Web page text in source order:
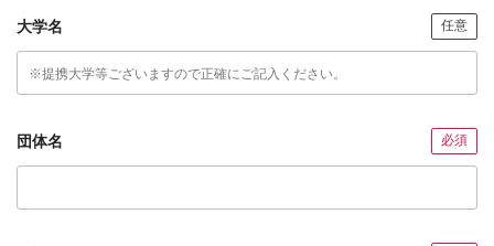
大学名 任意
団体名 必須